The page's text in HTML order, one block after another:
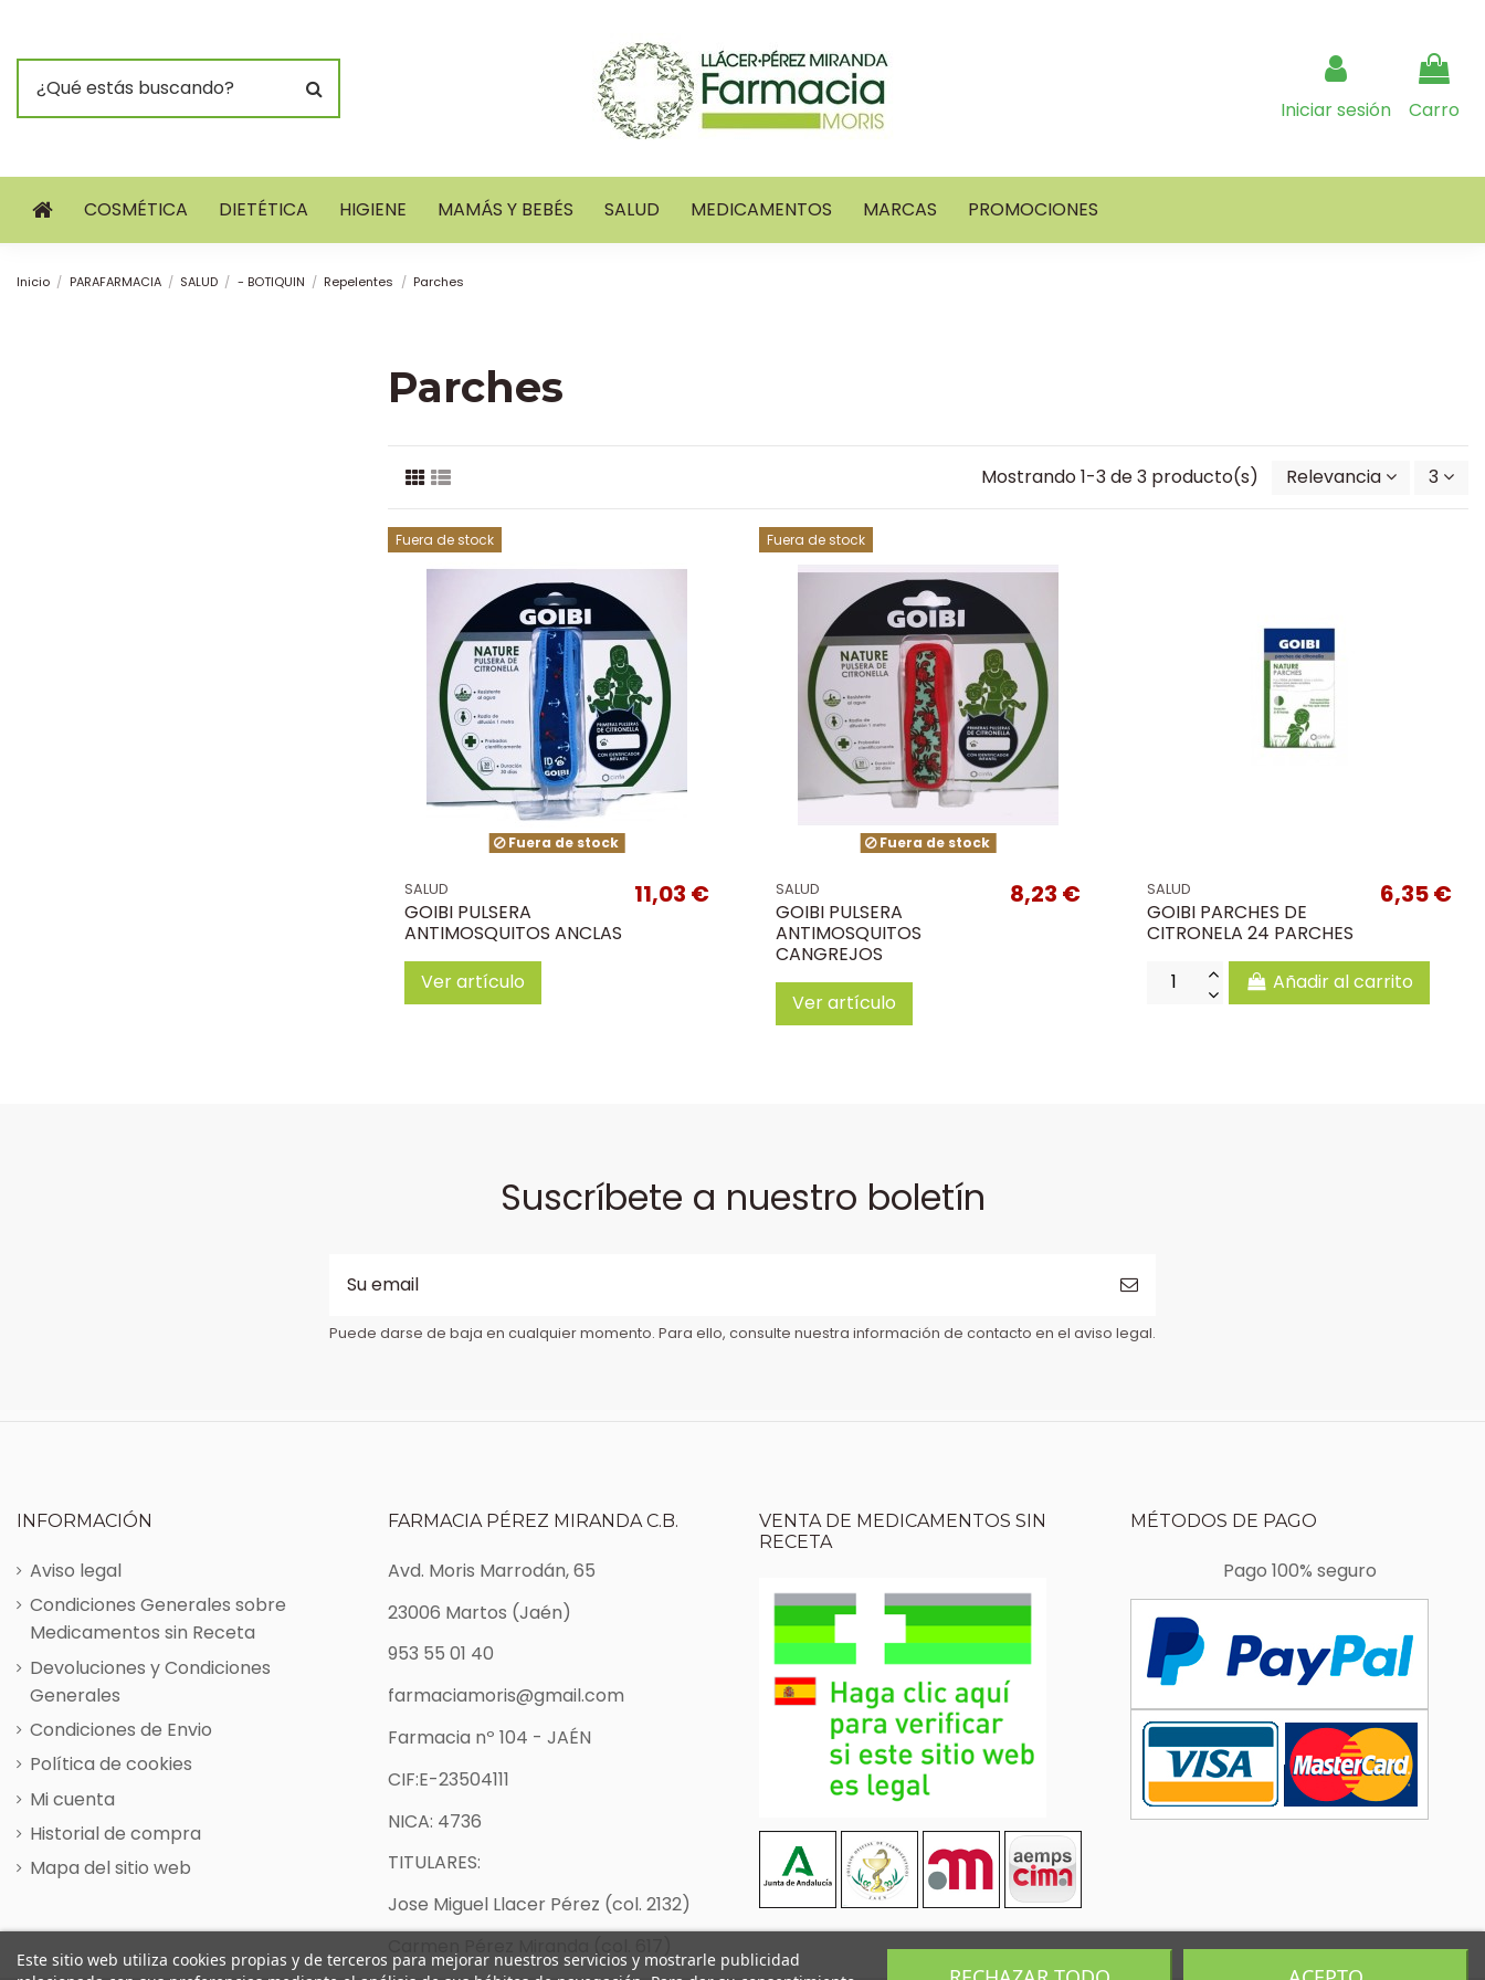
Iniciar sesión Carro
COSMÉTICA DIETÉTICA HIGIENE MAMÁS Y BEBÉS SALUD MEDICAMENTOS MARCAS PROMOCIONES
Inicio PARAFARMACIA SALUD - BOTIQUIN Repelentes Parches
Parches
Mostrando 1-3 de 3 producto(s) Relevancia 3
Fuera de stock
Fuera de stock
SALUD
GOIBI PULSERA
ANTIMOSQUITOS ANCLAS
11,03 €
Ver artículo
Fuera de stock
Fuera de stock
SALUD
GOIBI PULSERA
ANTIMOSQUITOS
CANGREJOS
8,23 €
Ver artículo
SALUD
GOIBI PARCHES DE
CITRONELA 24 PARCHES
6,35 €
Añadir al carrito
Suscríbete a nuestro boletín
Puede darse de baja en cualquier momento. Para ello, consulte nuestra información de contacto en el aviso legal.
INFORMACIÓN
Aviso legal
Condiciones Generales sobre
Medicamentos sin Receta
Devoluciones y Condiciones
Generales
Condiciones de Envio
Política de cookies
Mi cuenta
Historial de compra
Mapa del sitio web
FARMACIA PÉREZ MIRANDA C.B.
Avd. Moris Marrodán, 65
23006 Martos (Jaén)
953 55 01 40
farmaciamoris@gmail.com
Farmacia nº 104 - JAÉN
CIF:E-23504111
NICA: 4736
TITULARES:
Jose Miguel Llacer Pérez (col. 2132)
VENTA DE MEDICAMENTOS SIN
RECETA
MÉTODOS DE PAGO
Pago 100% seguro
Este sitio web utiliza cookies propias y de terceros para mejorar nuestros servicios y mostrarle publicidad